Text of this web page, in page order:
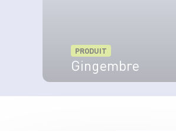
PRODUIT
Gingembre